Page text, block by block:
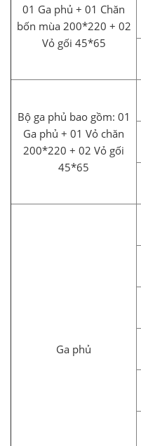
01 Ga phủ + 01 Chăn
bốn mùa 200*220 + 02
Vỏ gối 45*65
Bộ ga phủ bao gồm: 01
Ga phủ + 01 Vỏ chăn
200*220 + 02 Vỏ gối
45*65
Ga phủ